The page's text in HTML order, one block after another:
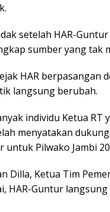
setelah HAR-
sumber yang tak
HAR
langsung berubah.
individu Ketua RT
menyatakan
untuk Pilwako Jambi
Dilla, Ketua Tim
HAR-Guntur